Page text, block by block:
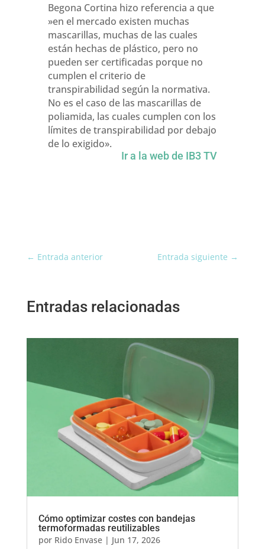
Begona Cortina hizo referencia a que
»en el mercado existen muchas
mascarillas, muchas de las cuales
están hechas de plástico, pero no
pueden ser certificadas porque no
cumplen el criterio de
transpirabilidad según la normativa.
No es el caso de las mascarillas de
poliamida, las cuales cumplen con los
límites de transpirabilidad por debajo
de lo exigido».
Ir a la web de IB3 TV
← Entrada anterior Entrada siguiente →
Entradas relacionadas
Cómo optimizar costes con bandejas
termoformadas reutilizables
por Rido Envase| Jun 17, 2026